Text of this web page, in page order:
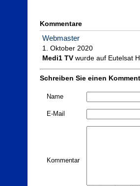
Kommentare
Webmaster
Medi1 TV wurde auf Eutelsat
Schreiben Sie einen
Name
E-Mail
Kommentar